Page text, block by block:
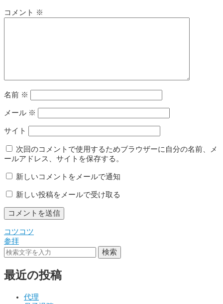
コメント ※
名前 ※
メール ※
サイト
次回のコメントで使用するためブラウザーに自分の名前、メ
ールアドレス、サイトを保存する。
新しいコメントをメールで通知
新しい投稿をメールで受け取る
投
稿
ビ
コツコツ
参拝
検索
最近の投稿
代理